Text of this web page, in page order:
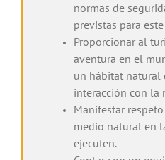
normas de
previstas para
Proporcionar al
aventura en el
un hábitat natural
interacción con la
Manifestar
medio natural en
ejecuten.